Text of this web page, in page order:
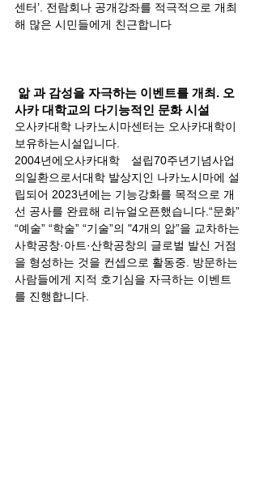
센터’. 전람회나 공개강좌를 적극적으로 개최
해 많은 시민들에게 친근합니다
사카 대학교의 다기능적인 문화 시설
오사카대학 나카노시마센터는 오사카대학이
보유하는시설입니다.
2004년에오사카대학　설립70주년기념사업
의일환으로서대학 발상지인 나카노시마에 설
립되어 2023년에는 기능강화를 목적으로 개
선 공사를 완료해 리뉴얼오픈했습니다.“문화”
“예술” “학술” “기술”의 "4개의 앎”을 교차하는
사학공창·아트·산학공창의 글로벌 발신 거점
을 형성하는 것을 컨셉으로 활동중. 방문하는
사람들에게 지적 호기심을 자극하는 이벤트
를 진행합니다.